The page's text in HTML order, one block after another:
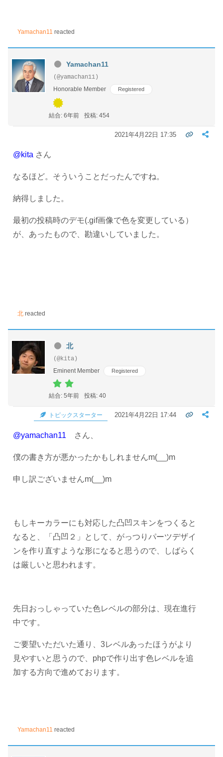
Yamachan11 reacted
Yamachan11
(@yamachan11)
Honorable Member
Registered
結合: 6年前 投稿: 454
2021年4月22日 17:35
@kita さん
なるほど。そういうことだったんですね。
納得しました。
最初の投稿時のデモ(.gif画像で色を変更している）
が、あったもので、勘違いしていました。
北 reacted
北
(@kita)
Eminent Member
Registered
結合: 5年前 投稿: 40
トピックスターター 2021年4月22日 17:44
@yamachan11 さん、
僕の書き方が悪かったかもしれませんm(__)m
申し訳ございませんm(__)m
もしキーカラーにも対応した凸凹スキンをつくると
なると、「凸凹２」として、がっつりパーツデザイ
ンを作り直すような形になると思うので、しばらく
は厳しいと思われます。
先日おっしゃっていた色レベルの部分は、現在進行
中です。
ご要望いただいた通り、3レベルあったほうがより
見やすいと思うので、phpで作り出す色レベルを追
加する方向で進めております。
Yamachan11 reacted